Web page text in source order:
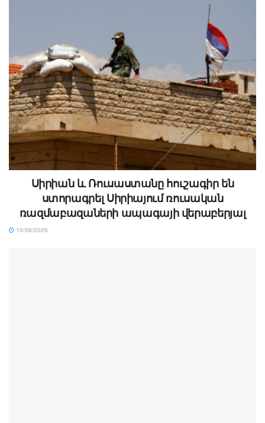
Սիրիան և Ռուսաստանը հուշագիր են
ստորագրել Սիրիայում ռուսական
ռազմաբազաների ապագայի վերաբերյալ
10/08/2026